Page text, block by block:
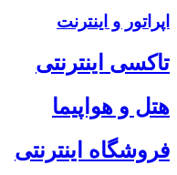
اپراتور و اینترنت
تاکسی اینترنتی
هتل و هواپیما
فروشگاه اینترنتی